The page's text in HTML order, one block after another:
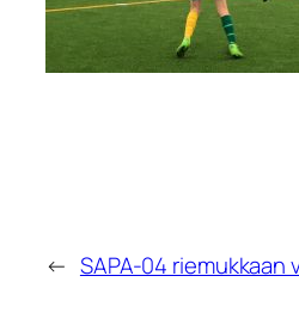
← SAPA-04 riemukkaan